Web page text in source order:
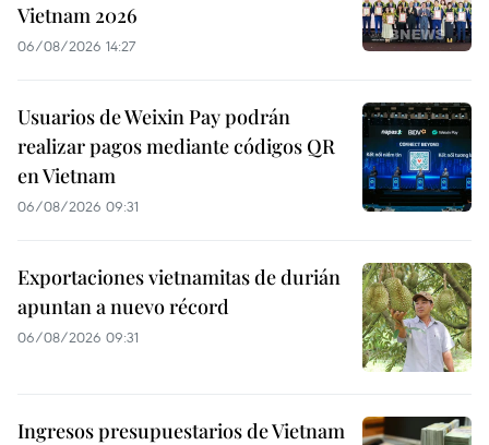
Vietnam 2026
06/08/2026 14:27
Usuarios de Weixin Pay podrán
realizar pagos mediante códigos QR
en Vietnam
06/08/2026 09:31
Exportaciones vietnamitas de durián
apuntan a nuevo récord
06/08/2026 09:31
Ingresos presupuestarios de Vietnam